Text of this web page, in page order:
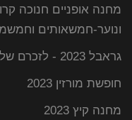
מחנה אופניים חנוכה
ונוער-חמשאותים
גראבל 2023 - לזכרם של איתי שובל ואלעד רמות ז"ל
חופשת מורזין 2023
מחנה קיץ 2023